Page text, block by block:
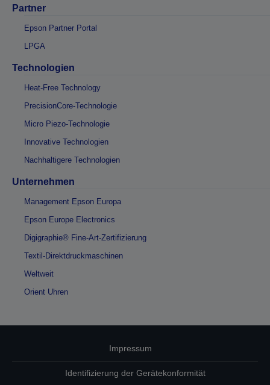
Partner
Epson Partner Portal
LPGA
Technologien
Heat-Free Technology
PrecisionCore-Technologie
Micro Piezo-Technologie
Innovative Technologien
Nachhaltigere Technologien
Unternehmen
Management Epson Europa
Epson Europe Electronics
Digigraphie® Fine-Art-Zertifizierung
Textil-Direktdruckmaschinen
Weltweit
Orient Uhren
Impressum
Identifizierung der Gerätekonformität